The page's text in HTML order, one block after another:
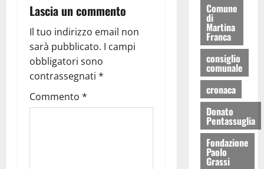
Lascia un commento
Il tuo indirizzo email non
sarà pubblicato. I campi
obbligatori sono
contrassegnati *
Commento *
Comune
di
Martina
Franca
consiglio
comunale
cronaca
Donato
Pentassuglia
Fondazione
Paolo
Grassi